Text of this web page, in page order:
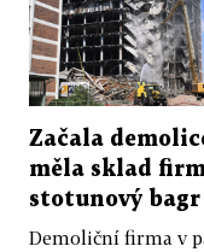
Začala
měla sklad
stotunový bagr
Demoliční firma v